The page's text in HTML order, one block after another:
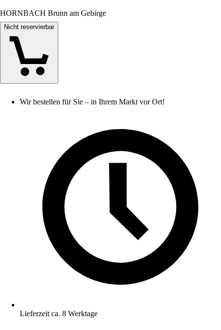
HORNBACH Brunn am Gebirge
Nicht reservierbar
Wir bestellen für Sie – in Ihrem Markt vor Ort!
Lieferzeit ca. 8 Werktage